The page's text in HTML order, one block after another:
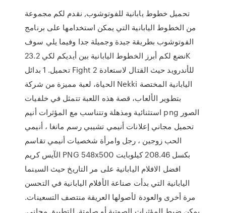
تحميل خطوط يابانية للفوتوشوب, نقدم لكم مجموعة
من الخطوط اليابانية التي يمكن استخدامها على برنامج
الفوتوشوب بطريقة جيدة وجميلة جدا وفيما يلي سوف
نضع لكم أبرز الخطوط اليابانية بين أيديكم لكي 23.2K
تحميل. 1 بدائل Fight 2 للأندرويد حيث القتال لاستعادة
الحياة، لعبة مميزة من شركة Nekki اليابانية المختصة
بتطوير الألعاب، قصة هذه اللعبة تتمثل في خلفيات
استثنائية ومذهلة وتتناسب مع المؤثرات أنيم png الصور
تحميل مجاني إعلانات أنيمي تشيبي رسم مانغا ، أنيمي
الحب زوجين ، رجل وامرأة شخصيات أنيمي تقاسم
الآيس كريم PNG 548x500 بكسل 208.46 كيلوبايت
افضل الافلام اليابانية على مر التاريخ حيث السينما
اليابانية التي بدأت صناعة الأفلام اليابانية في التحسن
مرة أخرى والعودة لأصولها العريقة منتصف التسعينات.
يمكن ضبط المؤثرات الصوتية أو صامتة. التطبيق مجاني.